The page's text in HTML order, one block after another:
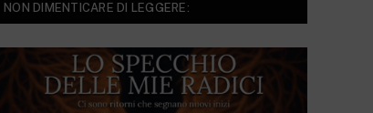
NON DIMENTICARE DI LEGGERE: